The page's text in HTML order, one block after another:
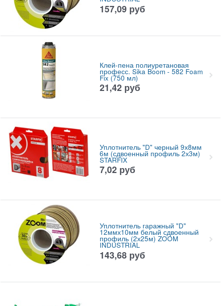
157,09 руб
Клей-пена полиуретановая
професс. Sika Boom - 582 Foam
Fix (750 мл)
21,42 руб
Уплотнитель "D" черный 9х8мм
6м (сдвоенный профиль 2х3м)
STARFIX
7,02 руб
Уплотнитель гаражный "D"
12ммх10мм белый сдвоенный
профиль (2х25м) ZOOM
INDUSTRIAL
143,68 руб